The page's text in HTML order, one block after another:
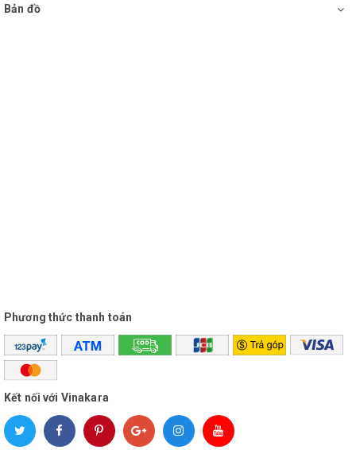
Các lần tiếp theo, bạn sẽ được Vinakara đưa vào danh sách
Vip và cứ sản phẩm thứ 2 bạn sẽ được giảm giá ưu đãi hoặc
quà tặng nho nhỏ như usb, ổ cắm... tùy vào sản phẩm mà
chúng tôi cám ơn bạn vì đã quay lại ủng hộ.
Vinakara xin chân thành cám ơn bạn đã ghé thăm, mọi ý kiến
hay thắc mắc đừng ngại kết bạn Zalo: 0932 671 248 để được
Bản đồ
Phương thức thanh toán
Kết nối với Vinakara